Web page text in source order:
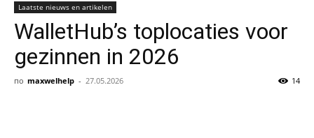
Laatste nieuws en artikelen
WalletHub’s toplocaties voor
gezinnen in 2026
по maxwelhelp - 27.05.2026 14